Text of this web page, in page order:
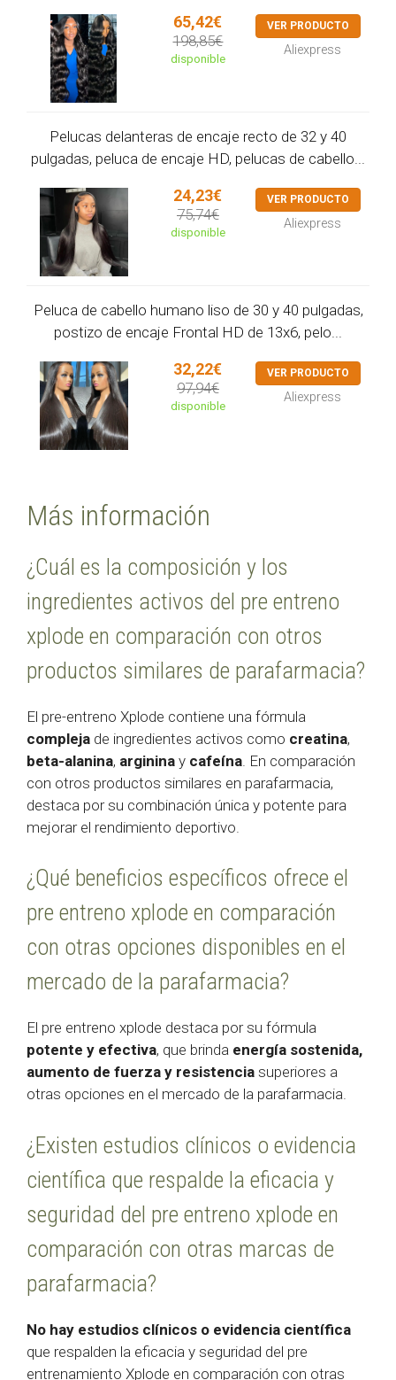
65,42€
198,85€
disponible
VER PRODUCTO
Aliexpress
Pelucas delanteras de encaje recto de 32 y 40
pulgadas, peluca de encaje HD, pelucas de cabello...
24,23€
75,74€
disponible
VER PRODUCTO
Aliexpress
Peluca de cabello humano liso de 30 y 40 pulgadas,
postizo de encaje Frontal HD de 13x6, pelo...
32,22€
97,94€
disponible
VER PRODUCTO
Aliexpress
Más información
¿Cuál es la composición y los
ingredientes activos del pre entreno
xplode en comparación con otros
productos similares de parafarmacia?
El pre-entreno Xplode contiene una fórmula
compleja de ingredientes activos como creatina,
beta-alanina, arginina y cafeína . En comparación
con otros productos similares en parafarmacia,
destaca por su combinación única y potente para
mejorar el rendimiento deportivo.
¿Qué beneficios específicos ofrece el
pre entreno xplode en comparación
con otras opciones disponibles en el
mercado de la parafarmacia?
El pre entreno xplode destaca por su fórmula
potente y efectiva, que brinda energía sostenida,
aumento de fuerza y resistencia superiores a
otras opciones en el mercado de la parafarmacia.
¿Existen estudios clínicos o evidencia
científica que respalde la eficacia y
seguridad del pre entreno xplode en
comparación con otras marcas de
parafarmacia?
No hay estudios clínicos o evidencia científica
que respalden la eficacia y seguridad del pre
entrenamiento Xplode en comparación con otras